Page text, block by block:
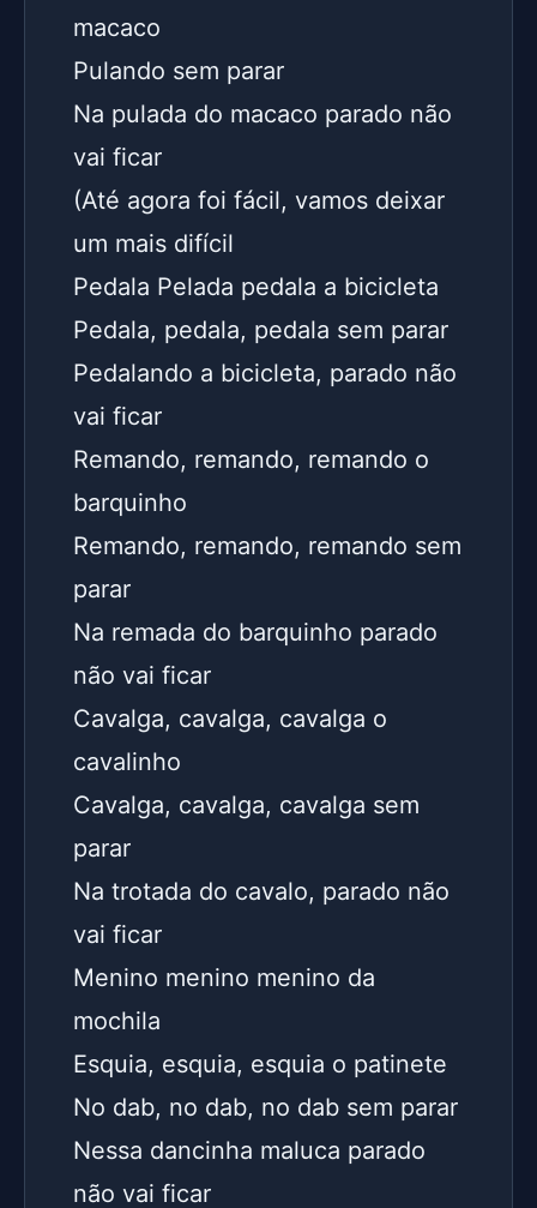
macaco
Pulando sem parar
Na pulada do macaco parado não
vai ficar
(Até agora foi fácil, vamos deixar
um mais difícil
Pedala Pelada pedala a bicicleta
Pedala, pedala, pedala sem parar
Pedalando a bicicleta, parado não
vai ficar
Remando, remando, remando o
barquinho
Remando, remando, remando sem
parar
Na remada do barquinho parado
não vai ficar
Cavalga, cavalga, cavalga o
cavalinho
Cavalga, cavalga, cavalga sem
parar
Na trotada do cavalo, parado não
vai ficar
Menino menino menino da
mochila
Esquia, esquia, esquia o patinete
No dab, no dab, no dab sem parar
Nessa dancinha maluca parado
não vai ficar